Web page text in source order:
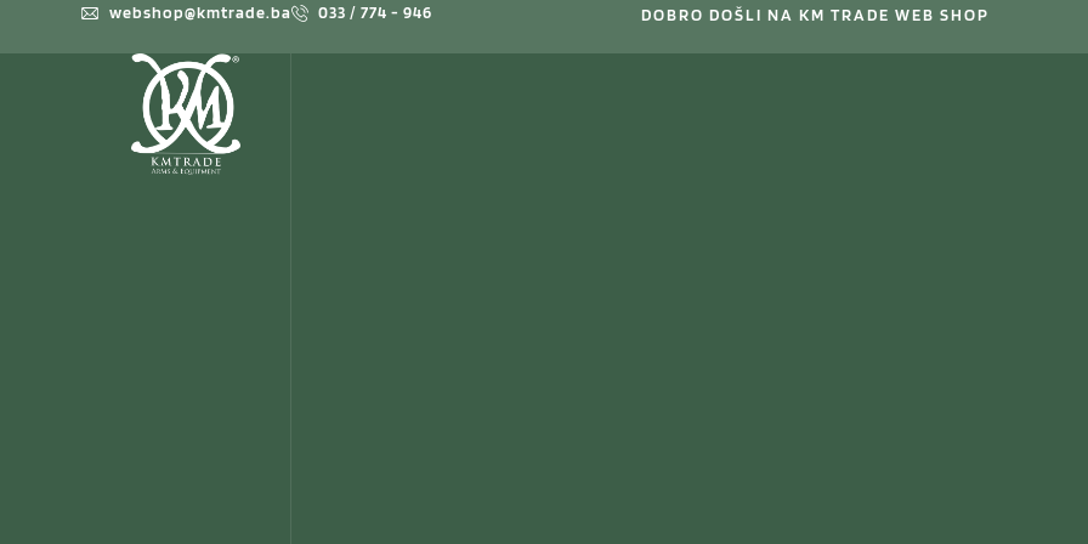
webshop@kmtrade.ba 033 / 774 - 946 DOBRO DOŠLI NA KM TRADE WEB SHOP